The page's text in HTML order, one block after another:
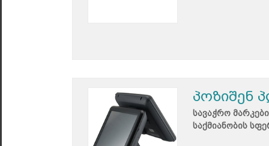
პოზიშენ
სავაჭრო
საქმიანობის